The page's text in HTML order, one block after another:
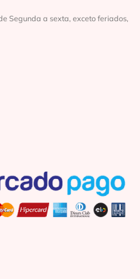
Segunda a sexta, exceto feriados,